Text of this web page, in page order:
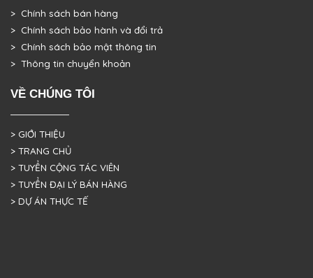
> Chính sách bán hàng
> Chính sách bảo hành và đổi trả
> Chính sách bảo mật thông tin
> Thông tin chuyển khoản
VỀ CHÚNG TÔI
> GIỚI THIỆU
> TRANG CHỦ
> TUYỂN CỘNG TÁC VIÊN
> TUYỂN ĐẠI LÝ BÁN HÀNG
> DỰ ÁN THỰC TẾ